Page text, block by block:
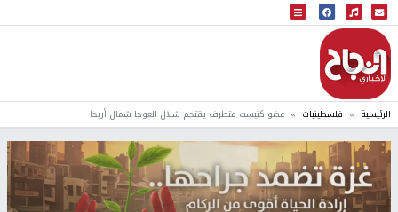
البث المباشر
إذاعة النجاح
الرئيسية فلسطينيات عضو كنيست متطرف يقتحم شلال العوجا شمال أريحا